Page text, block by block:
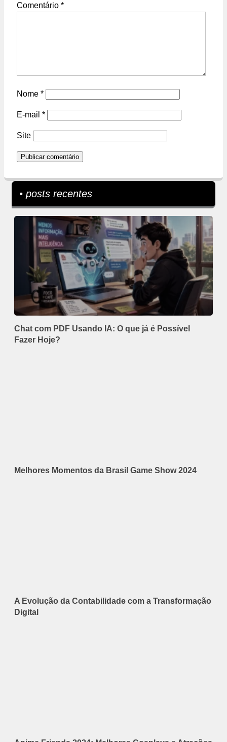
Comentário *
Nome *
E-mail *
Site
• posts recentes
Chat com PDF Usando IA: O que já é Possível
Fazer Hoje?
Melhores Momentos da Brasil Game Show 2024
A Evolução da Contabilidade com a Transformação
Digital